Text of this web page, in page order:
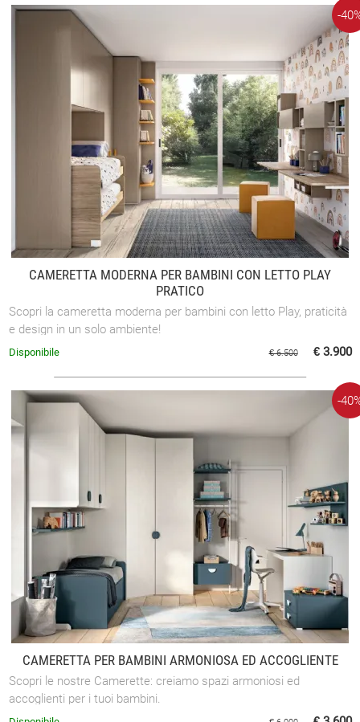
CAMERETTA MODERNA PER BAMBINI CON LETTO PLAY
PRATICO
Scopri la cameretta moderna per bambini con letto Play, praticità
e design in un solo ambiente!
-
€ 6.500 € 3.900
Disponibile
CAMERETTA PER BAMBINI ARMONIOSA ED ACCOGLIENTE
Scopri le nostre Camerette: creiamo spazi armoniosi ed
accoglienti per i tuoi bambini.
-